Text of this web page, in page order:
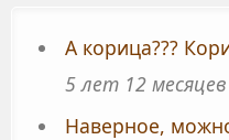
А корица???
5 лет 12 месяцев
Наверное,